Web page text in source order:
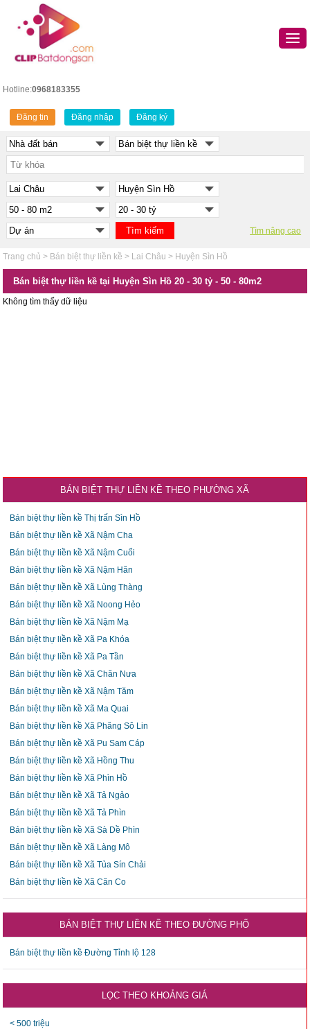
Hotline:0968183355
Đăng tin Đăng nhập Đăng ký
Tìm nâng cao
Trang chủ > Bán biệt thự liền kề > Lai Châu > Huyện Sìn Hồ
Bán biệt thự liền kề tại Huyện Sìn Hồ 20 - 30 tỷ - 50 - 80m2
Không tìm thấy dữ liệu
BÁN BIỆT THỰ LIỀN KỀ THEO PHƯỜNG XÃ
Bán biệt thự liền kề Thị trấn Sìn Hồ
Bán biệt thự liền kề Xã Nậm Cha
Bán biệt thự liền kề Xã Nậm Cuổi
Bán biệt thự liền kề Xã Nậm Hăn
Bán biệt thự liền kề Xã Lùng Thàng
Bán biệt thự liền kề Xã Noong Hẻo
Bán biệt thự liền kề Xã Nậm Mạ
Bán biệt thự liền kề Xã Pa Khóa
Bán biệt thự liền kề Xã Pa Tần
Bán biệt thự liền kề Xã Chăn Nưa
Bán biệt thự liền kề Xã Nậm Tăm
Bán biệt thự liền kề Xã Ma Quai
Bán biệt thự liền kề Xã Phăng Sô Lin
Bán biệt thự liền kề Xã Pu Sam Cáp
Bán biệt thự liền kề Xã Hồng Thu
Bán biệt thự liền kề Xã Phìn Hồ
Bán biệt thự liền kề Xã Tả Ngảo
Bán biệt thự liền kề Xã Tả Phìn
Bán biệt thự liền kề Xã Sà Dề Phìn
Bán biệt thự liền kề Xã Làng Mô
Bán biệt thự liền kề Xã Tủa Sín Chải
Bán biệt thự liền kề Xã Căn Co
BÁN BIỆT THỰ LIỀN KỀ THEO ĐƯỜNG PHỐ
Bán biệt thự liền kề Đường Tỉnh lộ 128
LỌC THEO KHOẢNG GIÁ
< 500 triệu